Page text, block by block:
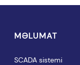
MƏLUMAT
SCADA sistemi